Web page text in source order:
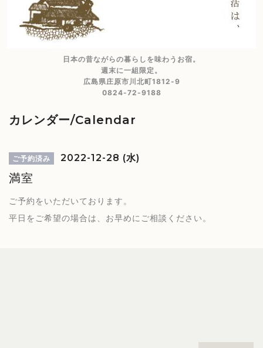
日本の昔ながらの暮らしを味わうお宿。
週末に一組限定。
広島県庄原市川北町1812-9
0824-72-9188
カレンダー/Calendar
ご予約済み 2022-12-28 (水)
満室
ご予約をいただいております。
平日をご希望の場合は、お早めにご相談ください。